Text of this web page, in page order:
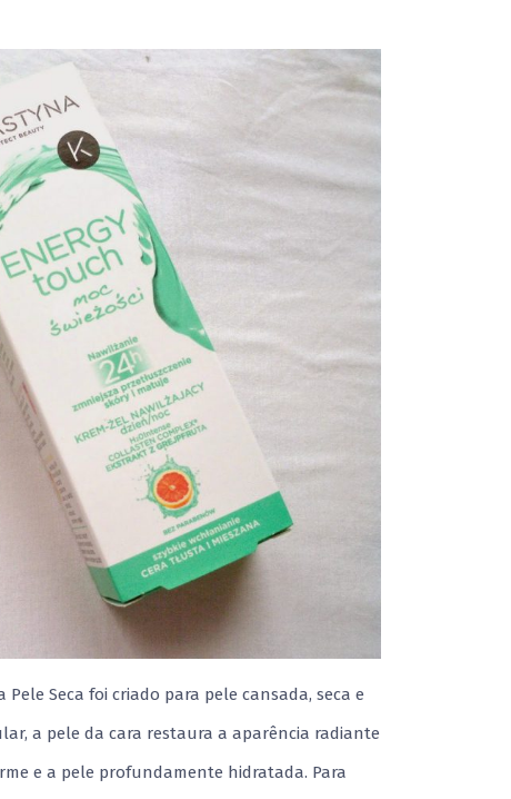
Pele Seca foi criado para pele cansada, seca e
a pele da cara restaura a aparência radiante
e a pele profundamente hidratada. Para